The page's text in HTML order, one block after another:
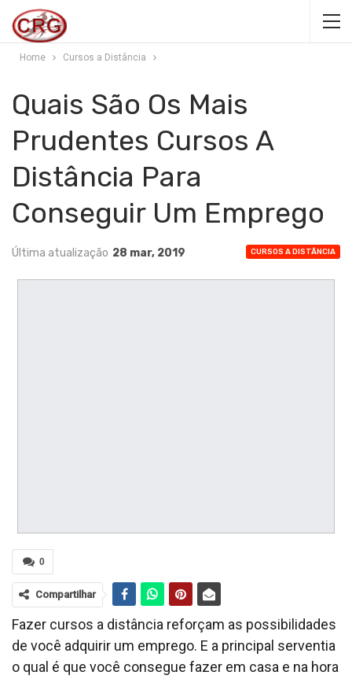
Home Cursos a Distância
Quais São Os Mais
Prudentes Cursos A
Distância Para
Conseguir Um Emprego
CURSOS A DISTÂNCIA
Última atualização 28 mar, 2019
0
Compartilhar
Fazer cursos a distância reforçam as possibilidades
de você adquirir um emprego. E a principal serventia
o qual é que você consegue fazer em casa e na hora